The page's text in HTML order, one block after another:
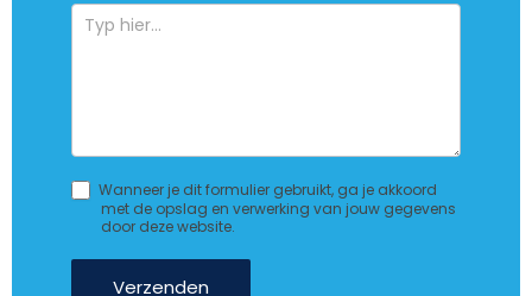
Wanneer je dit formulier gebruikt, ga je akkoord
met de opslag en verwerking van jouw gegevens
door deze website.
Verzenden